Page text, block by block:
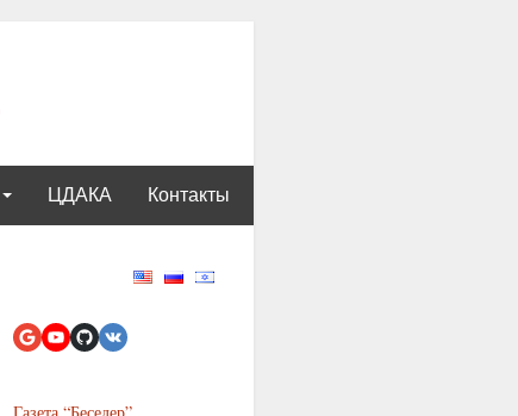
ЦДАКА Контакты